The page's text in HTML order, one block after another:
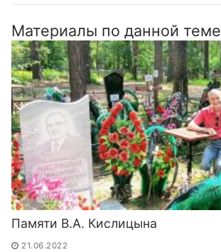
Материалы по данной теме
Памяти В.А. Кислицына
21.06.2022